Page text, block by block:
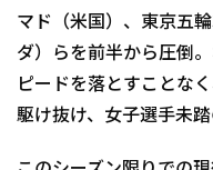
マド（米国）、東京五
ダ）らを前半から圧倒
ピードを落とすことな
駆け抜け、女子選手未